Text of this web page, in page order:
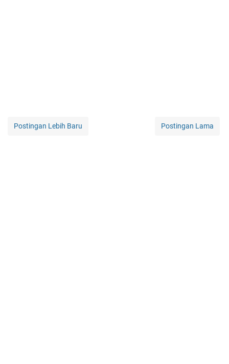
Postingan Lebih Baru Postingan Lama